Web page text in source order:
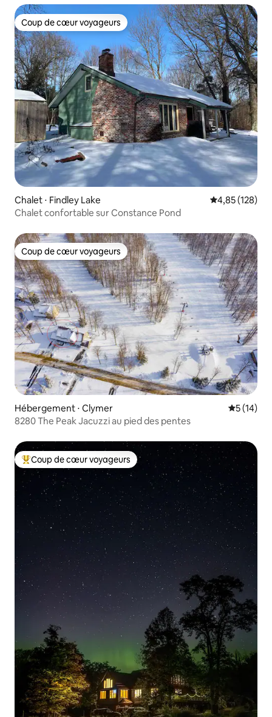
Coup de cœur voyageurs
Coup de cœur voyageurs
Chalet ⋅ Findley Lake Évaluation
4,85 (128)
Chalet confortable sur Constance Pond
Coup de cœur voyageurs
Coup de cœur voyageurs
Hébergement ⋅ Clymer
5 (14)
8280 The Peak Jacuzzi au pied des pentes
Coups de cœur voyageurs les plus appréciés
Coup de cœur voyageurs